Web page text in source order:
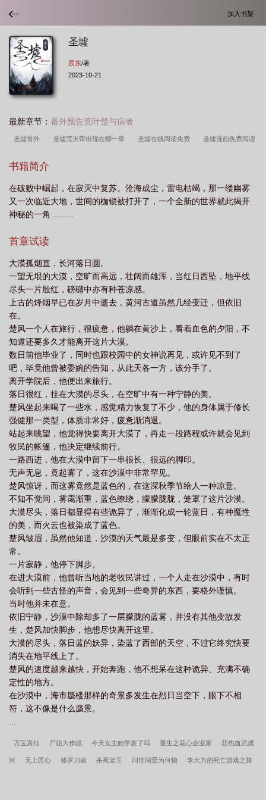
加入书架
圣墟
辰东/著
2023-10-21
最新章节： 番外预告荒叶楚与病者
圣墟番外 圣墟荒天帝出现在哪一章 圣墟在线阅读免费 圣墟漫画免费阅读
漫 圣墟楚风
外 圣墟女主角有几个分别是谁 圣墟百科 圣墟番外篇 圣墟 辰东 圣
墟荒天帝结局太惨了 圣墟免费阅读 圣墟动漫什么时候上映 圣墟境界等级划
看 圣墟番外篇完整版
版 圣墟中孟天正呼唤荒天帝是哪一章
墟完整版TXT 圣墟主角 圣墟在线观看全集免费播放 圣墟TXT 圣墟免费
观看完整版 圣墟TXT全本 我一直都在
窗
书籍简介
在破败中崛起，在寂灭中复苏。沧海成尘，雷电枯竭，那一缕幽雾
又一次临近大地，世间的枷锁被打开了，一个全新的世界就此揭开
神秘的一角……...
首章试读
大漠孤烟直，长河落日圆。
一望无垠的大漠，空旷而高远，壮阔而雄浑，当红日西坠，地平线
尽头一片殷红，磅礴中亦有种苍凉感。
上古的烽烟早已在岁月中逝去，黄河古道虽然几经变迁，但依旧
在。
楚风一个人在旅行，很疲惫，他躺在黄沙上，看着血色的夕阳，不
知道还要多久才能离开这片大漠。
数日前他毕业了，同时也跟校园中的女神说再见，或许见不到了
吧，毕竟他曾被委婉的告知，从此天各一方，该分手了。
离开学院后，他便出来旅行。
落日很红，挂在大漠的尽头，在空旷中有一种宁静的美。
楚风坐起来喝了一些水，感觉精力恢复了不少，他的身体属于修长
强健那一类型，体质非常好，疲惫渐消退。
站起来眺望，他觉得快要离开大漠了，再走一段路程或许就会见到
牧民的帐篷，他决定继续前行。
一路西进，他在大漠中留下一串很长、很远的脚印。
无声无息，竟起雾了，这在沙漠中非常罕见。
楚风惊讶，而这雾竟然是蓝色的，在这深秋季节给人一种凉意。
不知不觉间，雾霭渐重，蓝色缭绕，朦朦胧胧，笼罩了这片沙漠。
大漠尽头，落日都显得有些诡异了，渐渐化成一轮蓝日，有种魔性
的美，而火云也被染成了蓝色。
楚风皱眉，虽然他知道，沙漠的天气最是多变，但眼前实在不太正
常。
一片寂静，他停下脚步。
在进大漠前，他曾听当地的老牧民讲过，一个人走在沙漠中，有时
会听到一些古怪的声音，会见到一些奇异的东西，要格外谨慎。
当时他并未在意。
依旧宁静，沙漠中除却多了一层朦胧的蓝雾，并没有其他变故发
生，楚风加快脚步，他想尽快离开这里。
大漠的尽头，落日蓝的妖异，染蓝了西部的天空，不过它终究快要
消失在地平线上了。
楚风的速度越来越快，开始奔跑，他不想呆在这种诡异、充满不确
定性的地方。
在沙漠中，海市蜃楼那样的奇景多发生在烈日当空下，眼下不相
符，这不像是什么蜃景。
万宝真仙 尸姐大作战 今天女主她学废了吗 重生之花心企业家 悲伤血流成
河 无上匠心 修罗刀途 杀死老王 问世间爱为何物 李大力的死亡游戏之旅